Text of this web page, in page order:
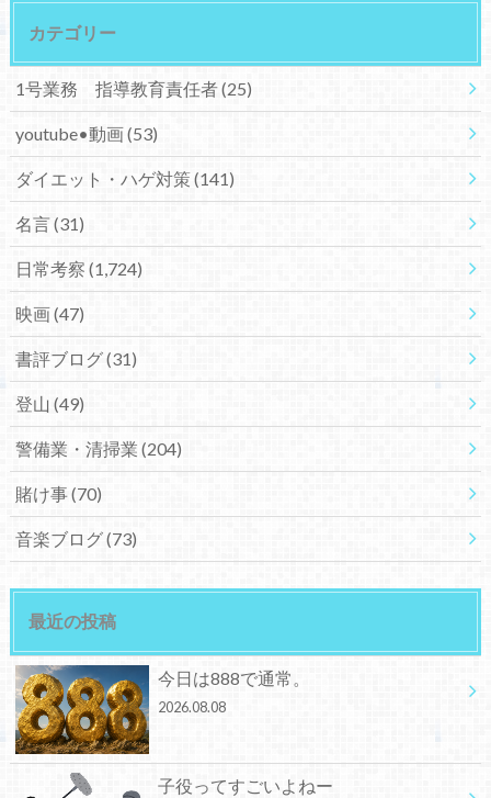
カテゴリー
1号業務 指導教育責任者(25)
youtube•動画(53)
ダイエット・ハゲ対策(141)
名言(31)
日常考察 (1,724)
映画(47)
書評ブログ(31)
登山 (49)
警備業・清掃業 (204)
賭け事(70)
音楽ブログ(73)
最近の投稿
今日は888で通常。
2026.08.08
子役ってすごいよねー